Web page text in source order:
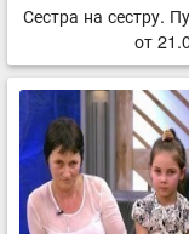
Сестра на сестру.
от